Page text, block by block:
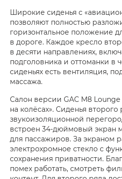
Широкие сиденья с
позволяют полностью
горизонтальное положение
в дороге. Каждое кресло
в десяти направлениях,
подголовника и оттоманки в
сиденьях есть вентиляция,
массажа.
Салон версии GAC M8
на колёсах». Сиденья
звукоизоляционной
встроен 34-дюймовый экран
для пассажиров. За экраном
электрохромное стекло с
сохранения приватности.
помех работать, смотреть